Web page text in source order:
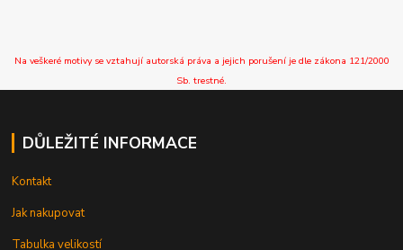
Na veškeré motivy se vztahují autorská práva a jejich porušení je dle zákona 121/2000
Sb. trestné.
DŮLEŽITÉ INFORMACE
Kontakt
Jak nakupovat
Tabulka velikostí